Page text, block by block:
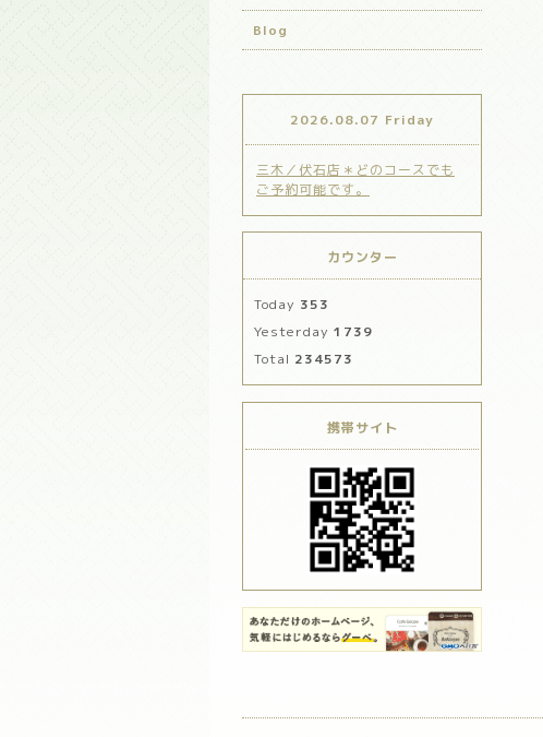
Blog
2026.08.07 Friday
三木／伏石店＊どのコースでも
ご予約可能です。
カウンター
Today 353
Yesterday 1739
Total 234573
携帯サイト